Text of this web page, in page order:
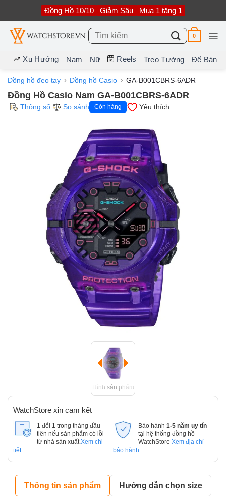
nội
dung
Đồng Hồ 10/10 Giảm Sâu Mua 1 tặng 1
Tìm
kiếm:
0
Xu Hướng Nam Nữ Reels Treo Tường Để Bàn
Đồng hồ đeo tay Đồng hồ Casio GA-B001CBRS-6ADR
Đồng Hồ Casio Nam GA-B001CBRS-6ADR
Thông số So sánh Còn hàng Yêu thích
Hình sản phẩm
WatchStore xin cam kết
1 đổi 1 trong tháng đầu
tiên nếu sản phẩm có lỗi
từ nhà sản xuất. Xem chi
tiết
Bảo hành 1-5 năm uy tín
tại hệ thống đồng hồ
WatchStore Xem địa chỉ
bảo hành
Thông tin sản phẩm Hướng dẫn chọn size